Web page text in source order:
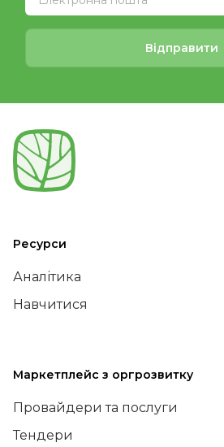
Відправити
Ресурси
Аналітика
Навчитися
Маркетплейс з оргрозвитку
Провайдери та послуги
Тендери